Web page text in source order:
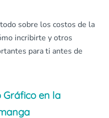
sobre los costos de la
incribirte y otros
para ti antes de
Gráfico en la